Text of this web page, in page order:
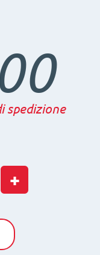
spedizione
+